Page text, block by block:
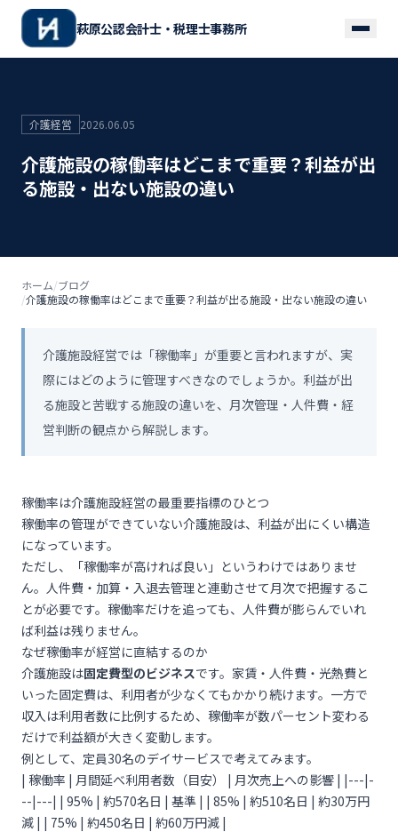
萩原公認会計士・税理士事務所
介護経営 2026.06.05
介護施設の稼働率はどこまで重要？利益が出
る施設・出ない施設の違い
ホーム/ブログ
/介護施設の稼働率はどこまで重要？利益が出る施設・出ない施設の違い
介護施設経営では「稼働率」が重要と言われますが、実
際にはどのように管理すべきなのでしょうか。利益が出
る施設と苦戦する施設の違いを、月次管理・人件費・経
営判断の観点から解説します。
稼働率は介護施設経営の最重要指標のひとつ
稼働率の管理ができていない介護施設は、利益が出にくい構造
になっています。
ただし、「稼働率が高ければ良い」というわけではありませ
ん。人件費・加算・入退去管理と連動させて月次で把握するこ
とが必要です。稼働率だけを追っても、人件費が膨らんでいれ
ば利益は残りません。
なぜ稼働率が経営に直結するのか
介護施設は固定費型のビジネスです。家賃・人件費・光熱費と
いった固定費は、利用者が少なくてもかかり続けます。一方で
収入は利用者数に比例するため、稼働率が数パーセント変わる
だけで利益額が大きく変動します。
例として、定員30名のデイサービスで考えてみます。
| 稼働率 | 月間延べ利用者数（目安） | 月次売上への影響 | |---|-
--|---| | 95% | 約570名日 | 基準 | | 85% | 約510名日 | 約30万円
減 | | 75% | 約450名日 | 約60万円減 |